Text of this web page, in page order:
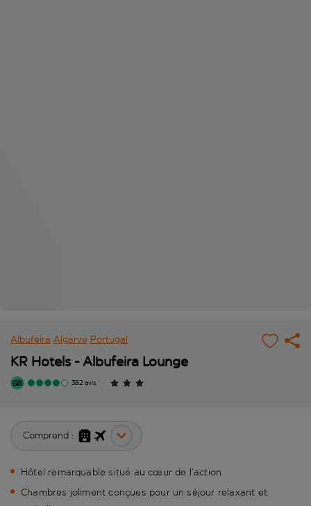
Albufeira Algarve Portugal
KR Hotels - Albufeira Lounge
382 avis
Comprend :
Hôtel remarquable situé au cœur de l’action
Chambres joliment conçues pour un séjour relaxant et